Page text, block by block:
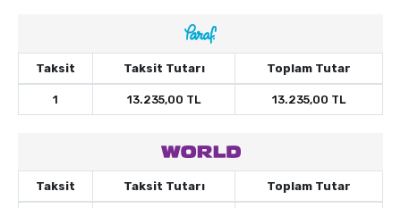
Taksit Taksit Tutarı Toplam Tutar
1 13.235,00 TL 13.235,00 TL
Taksit Taksit Tutarı Toplam Tutar